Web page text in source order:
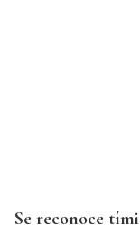
Se reconoce